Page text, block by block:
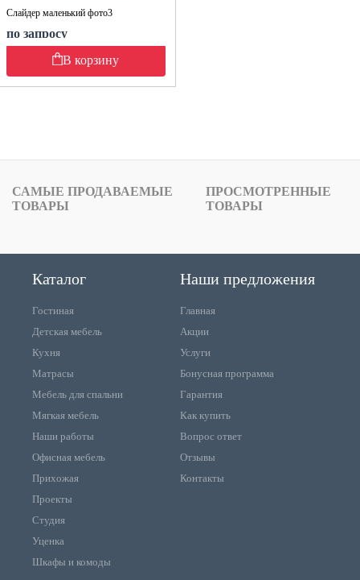
Слайдер маленький фото3
по запросу
В корзину
САМЫЕ ПРОДАВАЕМЫЕ
ТОВАРЫ
ПРОСМОТРЕННЫЕ
ТОВАРЫ
Каталог
Гостиная
Детская мебель
Кухня
Матрасы
Мебель для спальни
Мягкая мебель
Наши работы
Офисная мебель
Прихожая
Проекты
Студия
Уценка
Шкафы и комоды
Наши предложения
Главная
Акции
Услуги
Бонусная программа
Гарантия
Как купить
Вопрос ответ
Отзывы
Контакты